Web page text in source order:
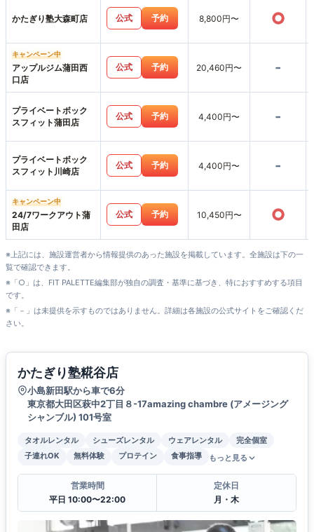
かたぎり塾大森町店 公式 予約 8,800円〜 ○
キャンペーン中
アップルジム蒲田西
口店
公式 予約 20,460円〜 -
プライベートボック
スフィット蒲田店
公式 予約 4,400円〜 -
プライベートボック
スフィット川崎店
公式 予約 4,400円〜 -
キャンペーン中
24/7ワークアウト蒲
田店
公式 予約 10,450円〜 ○
※上記には、施設運営者から情報提供のあった施設を掲載しています。全施設は下の一
覧で確認できます。
※「○」は、FIT PALETTE編集部が独自の調査・基準に基づき、特におすすめする項目
です。
※「－」は未提供を示すものではありません。詳細は各施設の公式サイトをご確認くだ
さい。
かたぎり塾糀谷店
小島新田駅から車で6分
東京都大田区萩中2丁目８-17amazing chambre (アメージング
シャンブル) 101号室
タオルレンタル シューズレンタル ウェアレンタル
完全個室
子連れOK
無料体験 プロテイン 食事指導 もっと見る
営業時間
平日 10:00〜22:00
定休日
月・木